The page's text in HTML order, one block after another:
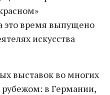
это время выпущено
искусства
выставок во многих
рубежом: в Германии,